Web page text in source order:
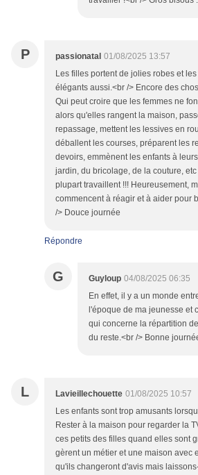
P passionatal 01/08/2025 13:57
Les filles portent de jolies robes et
élégants aussi.<br /> Encore des
Qui peut croire que les femmes ne
alors qu'elles rangent la maison,
repassage, mettent les lessives en
déballent les courses, préparent les
devoirs, emmènent les enfants à
jardin, du bricolage, de la couture,
plupart travaillent !!! Heureusement,
commencent à réagir et à aider pour
/> Douce journée
Répondre
G Guyloup 04/08/2025 06:35
En effet, il y a un monde
l'époque de ma jeunesse et
qui concerne la répartition
du reste.<br /> Bonne
L Lavieillechouette 01/08/2025 10:57
Les enfants sont trop amusants
Rester à la maison pour regarder la
ces petits des filles quand elles sont
gèrent un métier et une maison avec
qu'ils changeront d'avis mais